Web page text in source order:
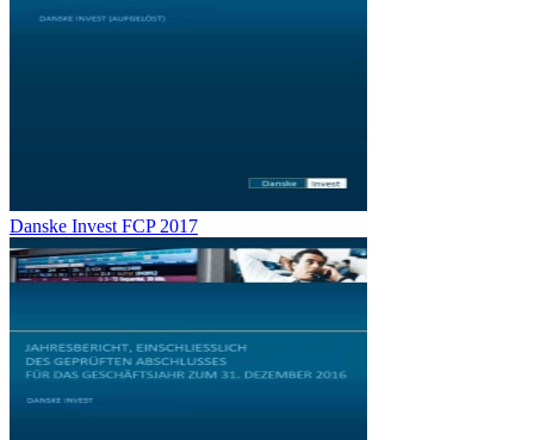
Danske Invest FCP 2017